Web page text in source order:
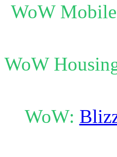
WoW
WoW
WoW: